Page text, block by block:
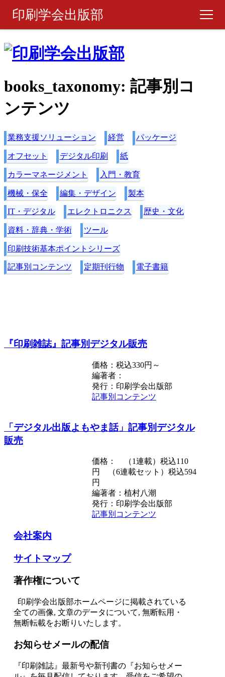
印刷学会出版部
書籍・製品
週刊 『印刷雑誌』
ご購入について
お問い合わせ
books_taxonomy: 記事別コ
ンテンツ
業務支援ソリューション 経営 パッケージ
オフセット デジタル印刷 紙
カラーマネージメント 入門・教育
機械・保全 編集・デザイン 製本
IT・デジタル エレクトロニクス 歴史・文化
資料・辞典・学術 ツール
印刷技術基本ポイントシリーズ
記事別コンテンツ 定期刊行物 電子書籍
『印刷雑誌』記事別デジタル販売
価格：税込330円～
編著者：
発行：印刷学会出版部
記事別コンテンツ
「デジタル出版よもやま話」記事別デジタル
販売
価格： （1連載）税込110
円 （6連載セット）税込594
円
編著者：植村八潮
発行：印刷学会出版部
記事別コンテンツ
会社案内
サイトマップ
著作権について
印刷学会出版部ホームページに掲載されている
全ての画像, 文章のデータについて, 無断転用・
無断転載をお断りいたします。
お知らせメールの配信
『印刷雑誌』最新号や新刊書の『お知らせメー